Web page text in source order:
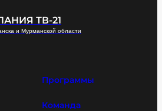
ТВ-21
и Мурманской области
Программы
Команда